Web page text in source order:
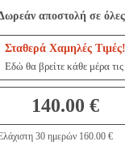
αποστολή σε όλες
Σταθερά Χαμηλές Τιμές!
Εδώ θα βρείτε κάθε μέρα
140.00 €
30 ημερών 160.00 €